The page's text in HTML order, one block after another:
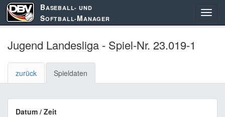
BASEBALL- UND
SOFTBALL-MANAGER
Jugend Landesliga - Spiel-Nr. 23.019-1
zurück Spieldaten
Datum / Zeit